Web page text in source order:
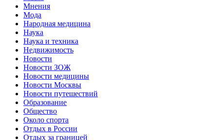
Мнения
Мода
Народная медицина
Наука
Наука и техника
Недвижимость
Новости
Новости ЗОЖ
Новости медицины
Новости Москвы
Новости путешествий
Образование
Общество
Около спорта
Отдых в России
Отдых за границей